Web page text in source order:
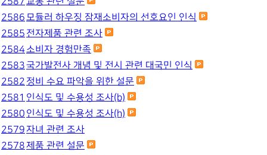
2586모듈러 하우징 잠재소비자의 선호요인 인식
2585 전자제품 관련 조사
2584소비자 경험만족
2583국가발전사 개념 및 전시 관련 대국민 인식
2582 정비 수요 파악을 위한 설문
2581 인식도 및 수용성 조사(b)
2580 인식도 및 수용성 조사(h)
2579자녀 관련 조사
2578제품 관련 설문